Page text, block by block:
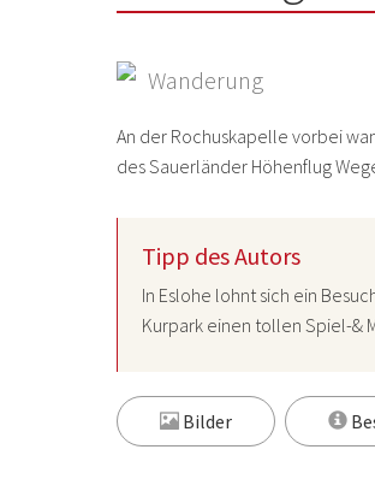
Wanderung
An der Rochuskapelle vorbei
des Sauerländer Höhenflug
Tipp des Autors
In Eslohe lohnt sich ein
Kurpark einen tollen Spiel-&
Bilder